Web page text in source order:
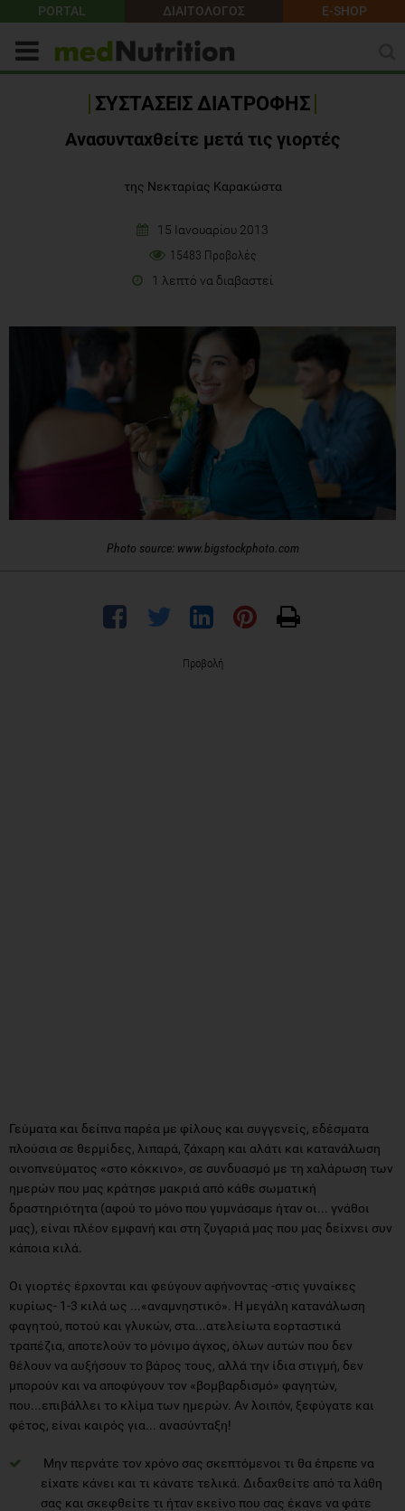
PORTAL ΔΙΑΙΤΟΛΟΓΟΣ E-SHOP
ΣΥΣΤΑΣΕΙΣ ΔΙΑΤΡΟΦΗΣ
Ανασυνταχθείτε μετά τις γιορτές
της Νεκταρίας Καρακώστα
15 Ιανουαρίου 2013
15483 Προβολές
1 λεπτό να διαβαστεί
Photo source: www.bigstockphoto.com
Προβολή
Γεύματα και δείπνα παρέα με φίλους και συγγενείς, εδέσματα
πλούσια σε θερμίδες, λιπαρά, ζάχαρη και αλάτι και κατανάλωση
οινοπνεύματος «στο κόκκινο», σε συνδυασμό με τη χαλάρωση των
ημερών που μας κράτησε μακριά από κάθε σωματική
δραστηριότητα (αφού το μόνο που γυμνάσαμε ήταν οι... γνάθοι
μας), είναι πλέον εμφανή και στη ζυγαριά μας που μας δείχνει συν
κάποια κιλά.
Οι γιορτές έρχονται και φεύγουν αφήνοντας -στις γυναίκες
κυρίως- 1-3 κιλά ως ...«αναμνηστικό». Η μεγάλη κατανάλωση
φαγητού, ποτού και γλυκών, στα...ατελείωτα εορταστικά
τραπέζια, αποτελούν το μόνιμο άγχος, όλων αυτών που δεν
θέλουν να αυξήσουν το βάρος τους, αλλά την ίδια στιγμή, δεν
μπορούν και να αποφύγουν τον «βομβαρδισμό» φαγητών,
που...επιβάλλει το κλίμα των ημερών. Aν λοιπόν, ξεφύγατε και
φέτος, είναι καιρός για... ανασύνταξη!
Μην περνάτε τον χρόνο σας σκεπτόμενοι τι θα έπρεπε να
είχατε κάνει και τι κάνατε τελικά. Διδαχθείτε από τα λάθη
σας και σκεφθείτε τι ήταν εκείνο που σας έκανε να φάτε